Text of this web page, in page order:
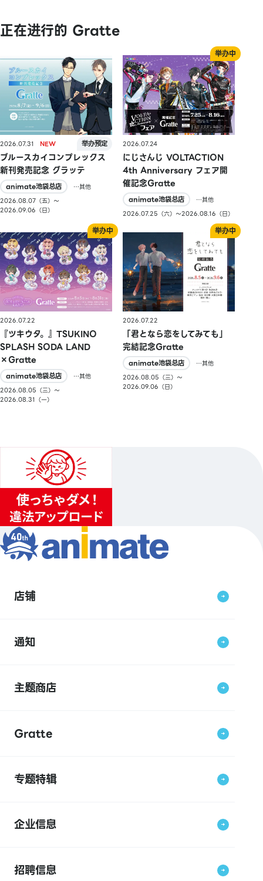
正在进行的 Gratte
2026.07.31
ブルースカイコンプレックス
新刊発売記念 グラッテ
animate池袋总店
…其他
2026.08.07（五）〜
2026.09.06（日）
2026.07.24
にじさんじ VOLTACTION
4th Anniversary フェア開
催記念Gratte
animate池袋总店
…其他
2026.07.25（六）〜2026.08.16（日）
2026.07.22
『ツキウタ。』TSUKINO
SPLASH SODA LAND
×Gratte
animate池袋总店
…其他
2026.08.05（三）〜
2026.08.31（一）
2026.07.22
「君となら恋をしてみても」
完結記念Gratte
animate池袋总店
…其他
2026.08.05（三）〜
2026.09.06（日）
店铺
通知
主题商店
Gratte
专题特辑
企业信息
招聘信息